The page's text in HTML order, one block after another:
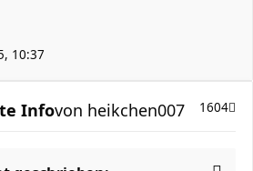
10:37
Info 1604
von heikchen007